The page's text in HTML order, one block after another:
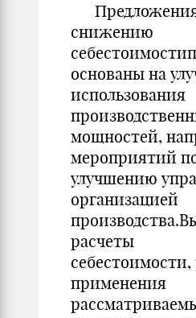
снижению
основаны на
использования
мощностей,
мероприятий
улучшению
организацией
расчеты
себестоимости,
применения